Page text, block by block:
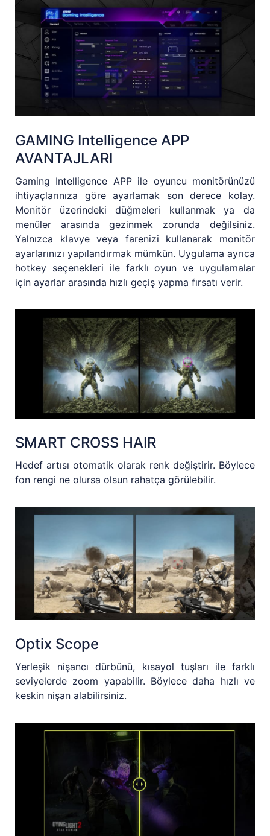
GAMING Intelligence APP
AVANTAJLARI
Gaming Intelligence APP ile oyuncu monitörünüzü
ihtiyaçlarınıza göre ayarlamak son derece kolay.
Monitör üzerindeki düğmeleri kullanmak ya da
menüler arasında gezinmek zorunda değilsiniz.
Yalnızca klavye veya farenizi kullanarak monitör
ayarlarınızı yapılandırmak mümkün. Uygulama ayrıca
hotkey seçenekleri ile farklı oyun ve uygulamalar
için ayarlar arasında hızlı geçiş yapma fırsatı verir.
SMART CROSS HAIR
Hedef artısı otomatik olarak renk değiştirir. Böylece
fon rengi ne olursa olsun rahatça görülebilir.
Optix Scope
Yerleşik nişancı dürbünü, kısayol tuşları ile farklı
seviyelerde zoom yapabilir. Böylece daha hızlı ve
keskin nişan alabilirsiniz.